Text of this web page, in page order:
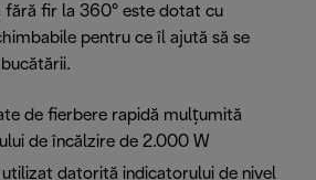
fără fir la 360° este dotat cu
pentru ce îl ajută să se
de fierbere rapidă mulțumită
de încălzire de 2.000 W
datorită indicatorului de nivel